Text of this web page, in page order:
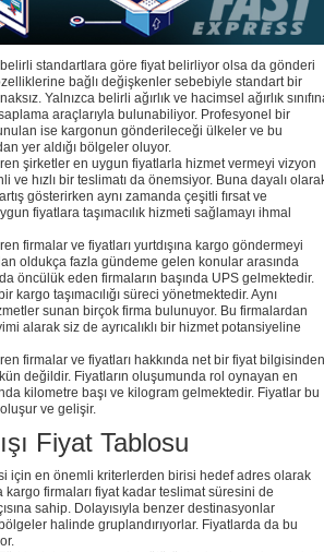
belirli standartlara göre fiyat belirliyor olsa da gönderi
bağlı değişkenler sebebiyle standart bir
Yalnızca belirli ağırlık ve hacimsel ağırlık
araçlarıyla bulunabiliyor. Profesyonel bir
ise kargonun gönderileceği ülkeler ve bu
yer aldığı bölgeler oluyor.
şirketler en uygun fiyatlarla hizmet vermeyi vizyon
ve hızlı bir teslimatı da önemsiyor. Buna dayalı
gösterirken aynı zamanda çeşitli fırsat ve
fiyatlara taşımacılık hizmeti sağlamayı ihmal
firmalar ve fiyatları yurtdışına kargo göndermeyi
oldukça fazla gündeme gelen konular arasında
öncülük eden firmaların başında UPS gelmektedir.
kargo taşımacılığı süreci yönetmektedir. Aynı
sunan birçok firma bulunuyor. Bu firmalardan
alarak siz de ayrıcalıklı bir hizmet potansiyeline
firmalar ve fiyatları hakkında net bir fiyat bilgisinden
değildir. Fiyatların oluşumunda rol oynayan en
kilometre başı ve kilogram gelmektedir. Fiyatlar bu
ve gelişir.
Fiyat Tablosu
için en önemli kriterlerden birisi hedef adres olarak
firmaları fiyat kadar teslimat süresini de
sahip. Dolayısıyla benzer destinasyonlar
halinde gruplandırıyorlar. Fiyatlarda da bu